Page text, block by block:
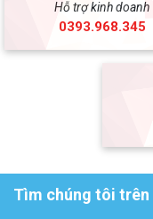
Hỗ trợ kinh doanh
0393.968.345
Tìm chúng tôi trên